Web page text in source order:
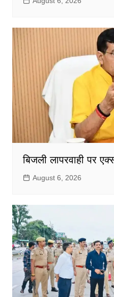
बिजली लापरवाही पर
August 6, 2026